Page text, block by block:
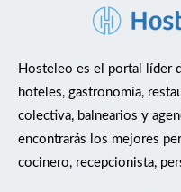
Hosteleo es el portal líder
hoteles, gastronomía,
colectiva, balnearios y
encontrarás los mejores
cocinero, recepcionista,